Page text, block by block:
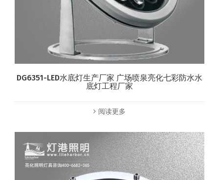
DG6351-LED水底灯生产厂家 广场喷泉亮化七彩防水水
底灯工程厂家
阅读更多